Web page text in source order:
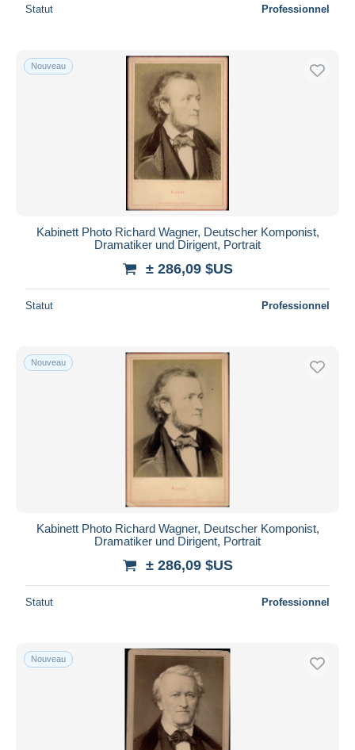
Statut Professionnel
Nouveau
Kabinett Photo Richard Wagner, Deutscher Komponist,
Dramatiker und Dirigent, Portrait
± 286,09 $US
Statut Professionnel
Nouveau
Kabinett Photo Richard Wagner, Deutscher Komponist,
Dramatiker und Dirigent, Portrait
± 286,09 $US
Statut Professionnel
Nouveau